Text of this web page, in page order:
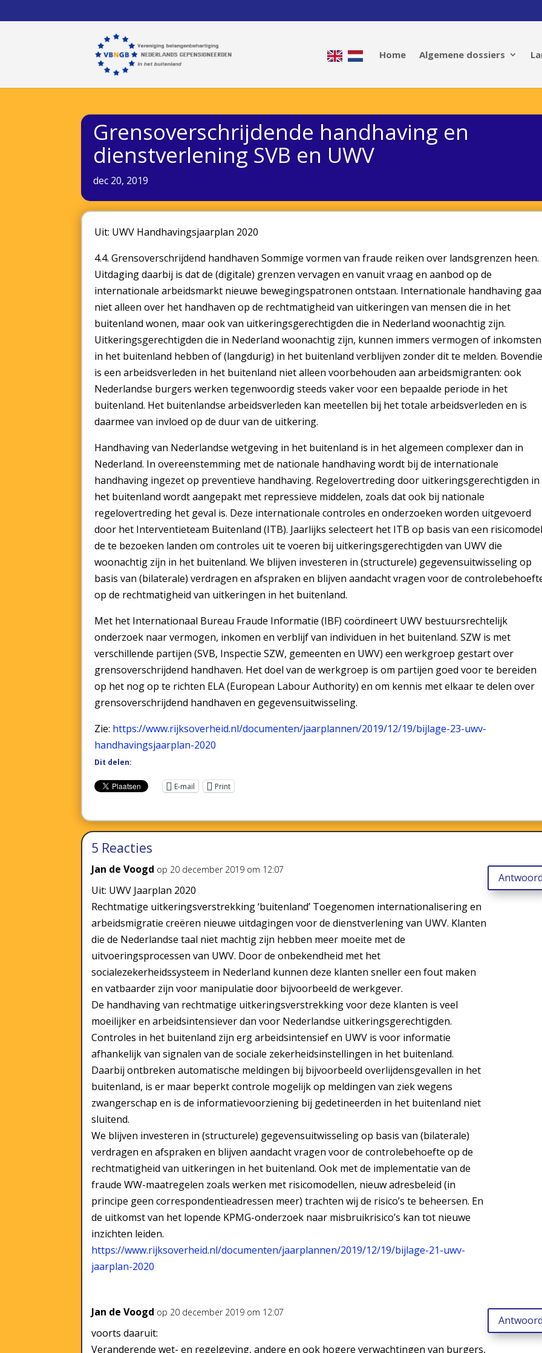
Home Algemene dossiers
Grensoverschrijdende handhaving en
dienstverlening SVB en UWV
dec 20, 2019
Uit: UWV Handhavingsjaarplan 2020
4.4. Grensoverschrijdend handhaven Sommige vormen van fraude reiken over landsgrenzen heen.
Uitdaging daarbij is dat de (digitale) grenzen vervagen en vanuit vraag en aanbod op de
internationale arbeidsmarkt nieuwe bewegingspatronen ontstaan. Internationale handhaving
niet alleen over het handhaven op de rechtmatigheid van uitkeringen van mensen die in het
buitenland wonen, maar ook van uitkeringsgerechtigden die in Nederland woonachtig zijn.
Uitkeringsgerechtigden die in Nederland woonachtig zijn, kunnen immers vermogen of inkomsten
in het buitenland hebben of (langdurig) in het buitenland verblijven zonder dit te melden.
is een arbeidsverleden in het buitenland niet alleen voorbehouden aan arbeidsmigranten: ook
Nederlandse burgers werken tegenwoordig steeds vaker voor een bepaalde periode in het
buitenland. Het buitenlandse arbeidsverleden kan meetellen bij het totale arbeidsverleden en is
daarmee van invloed op de duur van de uitkering.
Handhaving van Nederlandse wetgeving in het buitenland is in het algemeen complexer dan in
Nederland. In overeenstemming met de nationale handhaving wordt bij de internationale
handhaving ingezet op preventieve handhaving. Regelovertreding door uitkeringsgerechtigden in
het buitenland wordt aangepakt met repressieve middelen, zoals dat ook bij nationale
regelovertreding het geval is. Deze internationale controles en onderzoeken worden uitgevoerd
door het Interventieteam Buitenland (ITB). Jaarlijks selecteert het ITB op basis van een
de te bezoeken landen om controles uit te voeren bij uitkeringsgerechtigden van UWV die
woonachtig zijn in het buitenland. We blijven investeren in (structurele) gegevensuitwisseling op
basis van (bilaterale) verdragen en afspraken en blijven aandacht vragen voor de
op de rechtmatigheid van uitkeringen in het buitenland.
Met het Internationaal Bureau Fraude Informatie (IBF) coördineert UWV bestuursrechtelijk
onderzoek naar vermogen, inkomen en verblijf van individuen in het buitenland. SZW is met
verschillende partijen (SVB, Inspectie SZW, gemeenten en UWV) een werkgroep gestart over
grensoverschrijdend handhaven. Het doel van de werkgroep is om partijen goed voor te bereiden
op het nog op te richten ELA (European Labour Authority) en om kennis met elkaar te delen over
grensoverschrijdend handhaven en gegevensuitwisseling.
Zie: https://www.rijksoverheid.nl/documenten/jaarplannen/2019/12/19/bijlage-23-uwv-
handhavingsjaarplan-2020
Dit delen:
E-mail Print
5 Reacties
Jan de Voogd op 20 december 2019 om 12:07
Uit: UWV Jaarplan 2020
Rechtmatige uitkeringsverstrekking ‘buitenland’ Toegenomen internationalisering en
arbeidsmigratie creëren nieuwe uitdagingen voor de dienstverlening van UWV. Klanten
die de Nederlandse taal niet machtig zijn hebben meer moeite met de
uitvoeringsprocessen van UWV. Door de onbekendheid met het
socialezekerheidssysteem in Nederland kunnen deze klanten sneller een fout maken
en vatbaarder zijn voor manipulatie door bijvoorbeeld de werkgever.
De handhaving van rechtmatige uitkeringsverstrekking voor deze klanten is veel
moeilijker en arbeidsintensiever dan voor Nederlandse uitkeringsgerechtigden.
Controles in het buitenland zijn erg arbeidsintensief en UWV is voor informatie
afhankelijk van signalen van de sociale zekerheidsinstellingen in het buitenland.
Daarbij ontbreken automatische meldingen bij bijvoorbeeld overlijdensgevallen in het
buitenland, is er maar beperkt controle mogelijk op meldingen van ziek wegens
zwangerschap en is de informatievoorziening bij gedetineerden in het buitenland niet
sluitend.
We blijven investeren in (structurele) gegevensuitwisseling op basis van (bilaterale)
verdragen en afspraken en blijven aandacht vragen voor de controlebehoefte op de
rechtmatigheid van uitkeringen in het buitenland. Ook met de implementatie van de
fraude WW-maatregelen zoals werken met risicomodellen, nieuw adresbeleid (in
principe geen correspondentieadressen meer) trachten wij de risico’s te beheersen. En
de uitkomst van het lopende KPMG-onderzoek naar misbruikrisico’s kan tot nieuwe
inzichten leiden.
https://www.rijksoverheid.nl/documenten/jaarplannen/2019/12/19/bijlage-21-uwv-
jaarplan-2020
Jan de Voogd op 20 december 2019 om 12:07
voorts daaruit:
Veranderende wet- en regelgeving, andere en ook hogere verwachtingen van burgers,